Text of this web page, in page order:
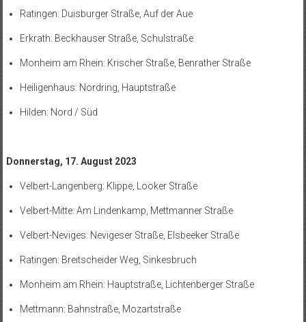
Ratingen: Duisburger Straße, Auf der Aue
Erkrath: Beckhauser Straße, Schulstraße
Monheim am Rhein: Krischer Straße, Benrather Straße
Heiligenhaus: Nordring, Hauptstraße
Hilden: Nord / Süd
Donnerstag, 17. August 2023
Velbert-Langenberg: Klippe, Looker Straße
Velbert-Mitte: Am Lindenkamp, Mettmanner Straße
Velbert-Neviges: Nevigeser Straße, Elsbeeker Straße
Ratingen: Breitscheider Weg, Sinkesbruch
Monheim am Rhein: Hauptstraße, Lichtenberger Straße
Mettmann: Bahnstraße, Mozartstraße